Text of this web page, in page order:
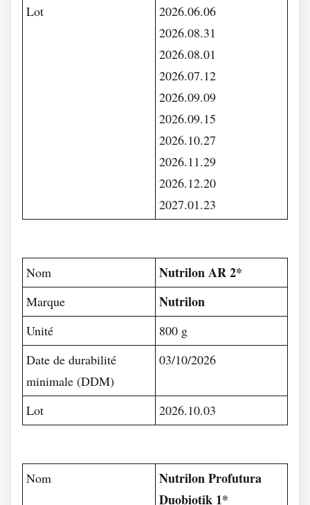
Lot
2026.06.06
2026.08.31
2026.08.01
2026.07.12
2026.09.09
2026.09.15
2026.10.27
2026.11.29
2026.12.20
2027.01.23
Nom Nutrilon AR 2*
Marque Nutrilon
Unité
800 g
Date de durabilité
minimale (DDM)
03/10/2026
Lot 2026.10.03
Nom
Nutrilon Profutura
Duobiotik 1*